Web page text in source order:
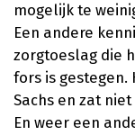
mogelijk te
Een andere
zorgtoeslag die
fors is gestegen.
Sachs en zat
En weer een